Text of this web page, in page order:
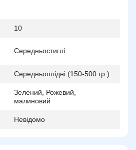
10
Середньостиглі
Середньоплідні (150-500 гр.)
Зелений, Рожевий,
малиновий
Невідомо